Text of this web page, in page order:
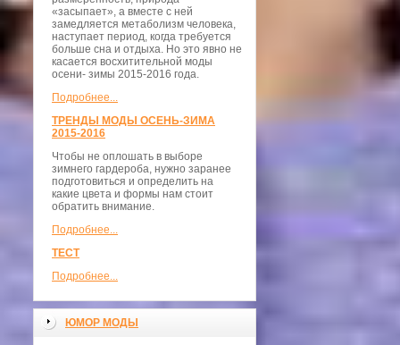
«засыпает», а вместе с ней
замедляется метаболизм человека,
наступает период, когда требуется
больше сна и отдыха. Но это явно не
касается восхитительной моды
осени- зимы 2015-2016 года.
Подробнее...
ТРЕНДЫ МОДЫ ОСЕНЬ-ЗИМА
2015-2016
Чтобы не оплошать в выборе
зимнего гардероба, нужно заранее
подготовиться и определить на
какие цвета и формы нам стоит
обратить внимание.
Подробнее...
ТЕСТ
Подробнее...
ЮМОР МОДЫ